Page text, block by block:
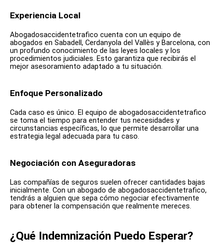
Experiencia Local
Abogadosaccidentetrafico cuenta con un equipo de
abogados en Sabadell, Cerdanyola del Vallès y Barcelona, con
un profundo conocimiento de las leyes locales y los
procedimientos judiciales. Esto garantiza que recibirás el
mejor asesoramiento adaptado a tu situación.
Enfoque Personalizado
Cada caso es único. El equipo de abogadosaccidentetrafico
se toma el tiempo para entender tus necesidades y
circunstancias específicas, lo que permite desarrollar una
estrategia legal adecuada para tu caso.
Negociación con Aseguradoras
Las compañías de seguros suelen ofrecer cantidades bajas
inicialmente. Con un abogado de abogadosaccidentetrafico,
tendrás a alguien que sepa cómo negociar efectivamente
para obtener la compensación que realmente mereces.
¿Qué Indemnización Puedo Esperar?